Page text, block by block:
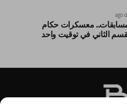
معسكرات حكام
الثاني في توقيت واحد